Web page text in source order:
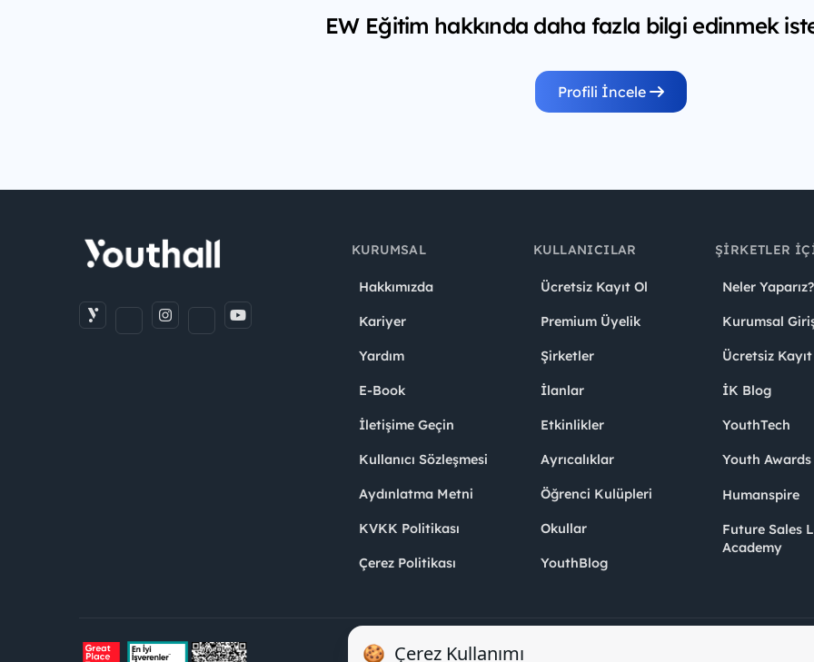
EW Eğitim hakkında daha fazla bilgi edinmek
Profili İncele
KURUMSAL
Hakkımızda
Kariyer
Yardım
E-Book
İletişime Geçin
Kullanıcı Sözleşmesi
Aydınlatma Metni
KVKK Politikası
Çerez Politikası
KULLANICILAR
Ücretsiz Kayıt Ol
Premium Üyelik
Şirketler
İlanlar
Etkinlikler
Ayrıcalıklar
Öğrenci Kulüpleri
Okullar
YouthBlog
ŞIRKETLER
Neler Yaparız?
Kurumsal
Ücretsiz Kayıt
İK Blog
YouthTech
Youth Awards
Humanspire
Future Sales
Academy